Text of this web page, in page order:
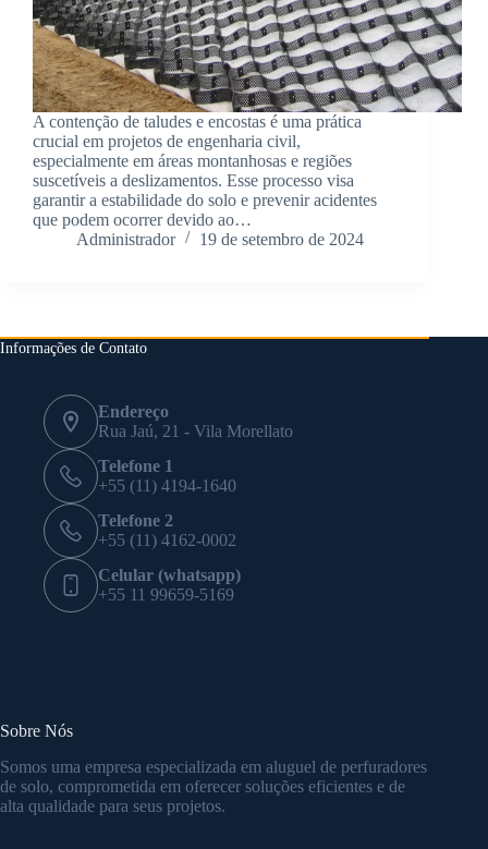
A contenção de taludes e encostas é uma prática
crucial em projetos de engenharia civil,
especialmente em áreas montanhosas e regiões
suscetíveis a deslizamentos. Esse processo visa
garantir a estabilidade do solo e prevenir acidentes
que podem ocorrer devido ao…
Administrador
19 de setembro de 2024
Informações de Contato
Endereço
Rua Jaú, 21 - Vila Morellato
Telefone 1
+55 (11) 4194-1640
Telefone 2
+55 (11) 4162-0002
Celular (whatsapp)
+55 11 99659-5169
Sobre Nós
Somos uma empresa especializada em aluguel de perfuradores
de solo, comprometida em oferecer soluções eficientes e de
alta qualidade para seus projetos.